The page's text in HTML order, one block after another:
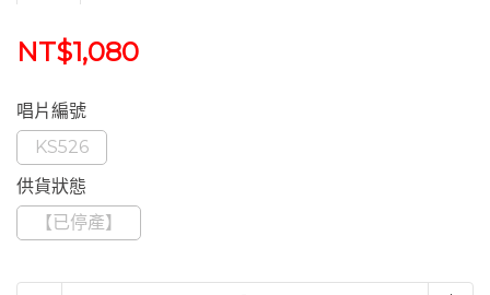
NT$1,080
唱片編號
KS526
供貨狀態
【已停產】